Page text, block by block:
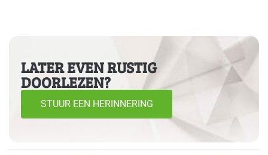
LATER EVEN RUSTIG
DOORLEZEN?
STUUR EEN HERINNERING